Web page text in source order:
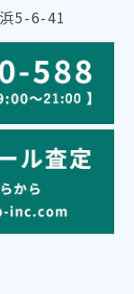
5-6-41